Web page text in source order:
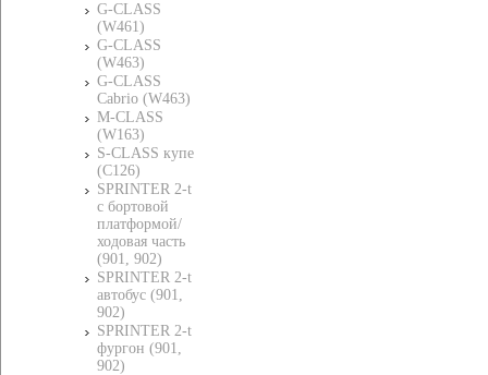
G-CLASS
(W461)
G-CLASS
(W463)
G-CLASS
Cabrio (W463)
M-CLASS
(W163)
S-CLASS купе
(C126)
SPRINTER 2-t
c бортовой
платформой/
ходовая часть
(901, 902)
SPRINTER 2-t
автобус (901,
902)
SPRINTER 2-t
фургон (901,
902)